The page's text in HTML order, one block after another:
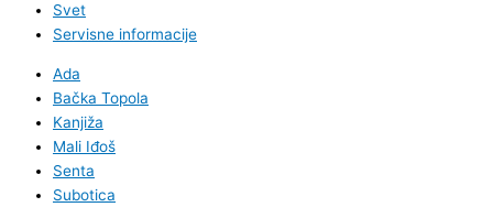
Svet
Servisne informacije
Ada
Bačka Topola
Kanjiža
Mali Iđoš
Senta
Subotica